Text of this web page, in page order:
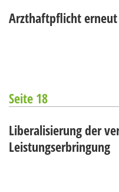
Arzthaftpflicht
Seite 18
Liberalisierung der
Leistungserbringung